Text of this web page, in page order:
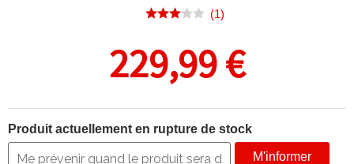
(1)
229,99 €
Produit actuellement en rupture de stock
M'informer